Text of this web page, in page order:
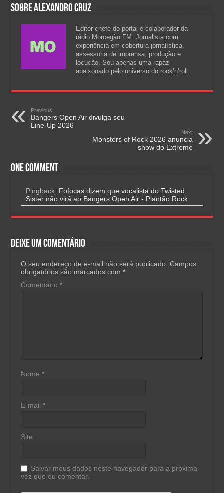
Sobre Alexandro Cruz
Editor-chefe do portal e colaborador da
rádio Morcegão FM. Jornalista com
experiência em cobertura jornalística,
assessoria de imprensa, produção e
locução. Sou apenas uma rapaz
apaixonado pelo universo do rock’n’roll.
Previous
Bangers Open Air divulga seu
Line-Up 2026
Next
Monsters of Rock 2026 anuncia
show do Extreme
One comment
Pingback: Fofocas dizem que vocalista do Twisted
Sister não virá ao Bangers Open Air - Plantão Rock
Deixe um comentário
O seu endereço de e-mail não será publicado. Campos
obrigatórios são marcados com*
Comentário*
Nome*
E-mail*
Site
Salvar meus dados neste navegador para a próxima
vez que eu comentar.